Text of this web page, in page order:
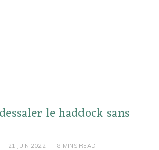
le haddock sans
21 JUIN 2022 8 MINS READ